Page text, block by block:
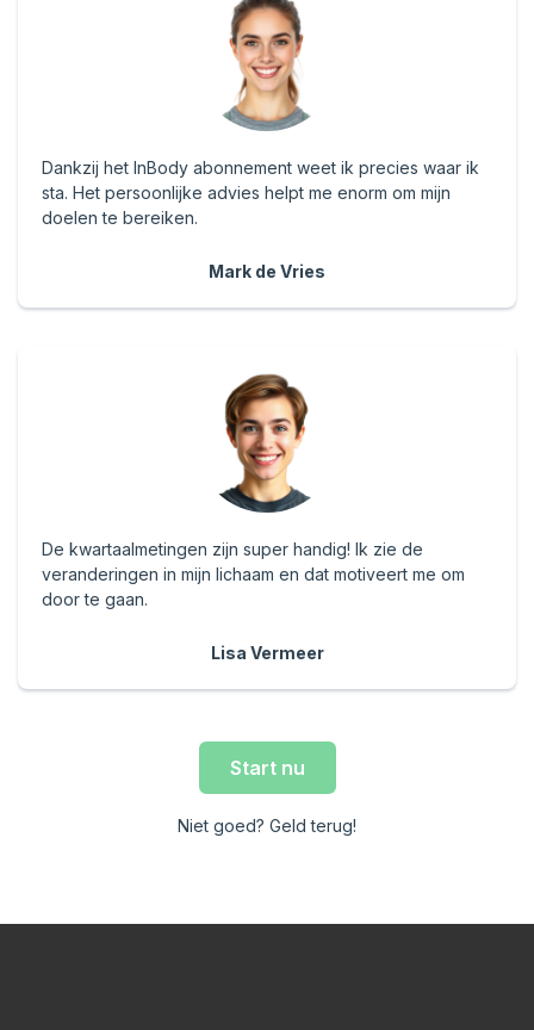
Dankzij het InBody abonnement weet ik precies waar ik
sta. Het persoonlijke advies helpt me enorm om mijn
doelen te bereiken.
Mark de Vries
De kwartaalmetingen zijn super handig! Ik zie de
veranderingen in mijn lichaam en dat motiveert me om
door te gaan.
Lisa Vermeer
Start nu
Niet goed? Geld terug!